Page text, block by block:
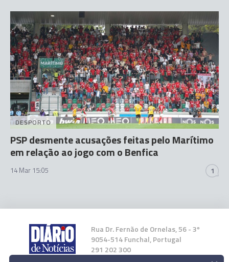
DESPORTO
PSP desmente acusações feitas pelo Marítimo
em relação ao jogo com o Benfica
14 Mar 15:05 1
Rua Dr. Fernão de Ornelas, 56 - 3º
9054-514 Funchal, Portugal
291 202 300